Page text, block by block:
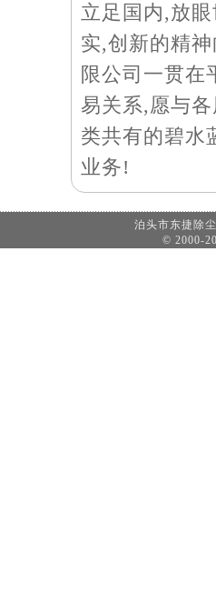
立足国内,放
实,创新的精
限公司一贯在
易关系,愿与
类共有的碧水
业务!
泊头市东捷
© 2000-